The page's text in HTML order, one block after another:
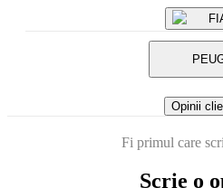
Opinii
Fi primul care
Scrie o